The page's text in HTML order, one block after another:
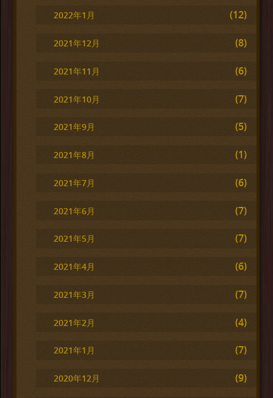
2022年1月 (12)
2021年12月 (8)
2021年11月 (6)
2021年10月 (7)
2021年9月 (5)
2021年8月 (1)
2021年7月 (6)
2021年6月 (7)
2021年5月 (7)
2021年4月 (6)
2021年3月 (7)
2021年2月 (4)
2021年1月 (7)
2020年12月 (9)